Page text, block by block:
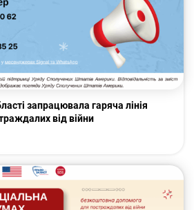
запрацювала гаряча лінія
від війни